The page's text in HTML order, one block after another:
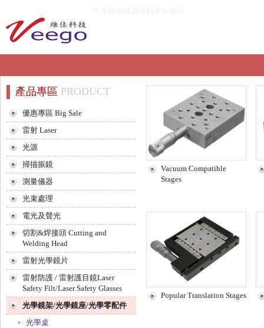
Vacuum Compatible
Stages
Popular Translation Stages
產品專區 PRODUCT
優惠專區 Big Sale
雷射 Laser
光源
掃描振鏡
測量儀器
光束處理
電光及聲光
切割&焊接頭 Cutting and
Welding Head
雷射光學鏡片
雷射防護 / 雷射護目鏡Laser
Safety Filt/Laser Safety Glasses
光學鏡架/光學鏡座/光學零配件
光學桌